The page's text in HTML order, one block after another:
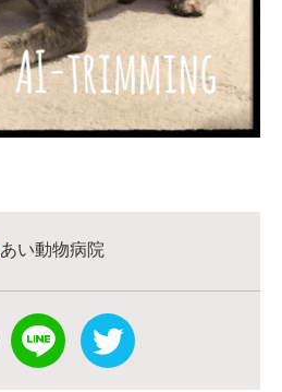
あい動物病院